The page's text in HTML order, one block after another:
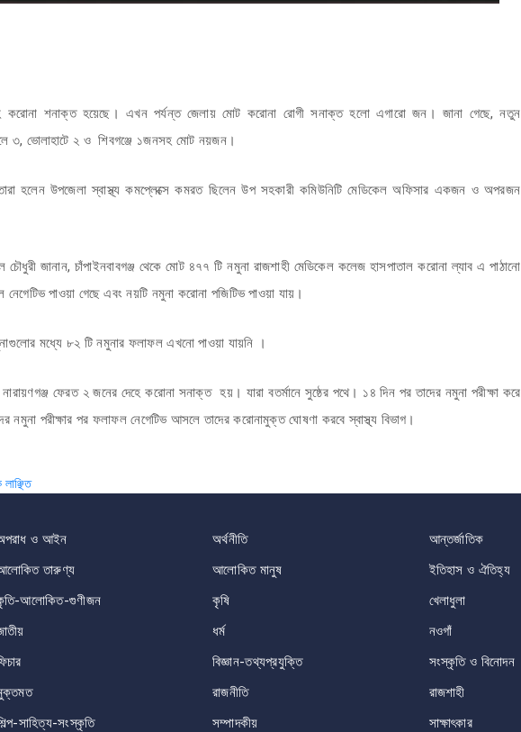
করোনা শনাক্ত হয়েছে। এখন পর্যন্ত জেলায় মোট করোনা রোগী সনাক্ত হলো এগারো জন। জানা গেছে, নতুন
৩, ভোলাহাটে ২ ও শিবগঞ্জে ১জনসহ মোট নয়জন।
হলেন উপজেলা স্বাস্থ্য কমপ্লেক্সে কমরত ছিলেন উপ সহকারী কমিউনিটি মেডিকেল অফিসার একজন ও অপরজন
চৌধুরী জানান, চাঁপাইনবাবগঞ্জ থেকে মোট ৪৭৭ টি নমুনা রাজশাহী মেডিকেল কলেজ হাসপাতাল করোনা ল্যাব এ পাঠানো
পাওয়া গেছে এবং নয়টি নমুনা করোনা পজিটিভ পাওয়া যায়।
মধ্যে ৮২ টি নমুনার ফলাফল এখনো পাওয়া যায়নি ।
ফেরত ২ জনের দেহে করোনা সনাক্ত হয়। যারা বতর্মানে সুষ্ঠের পথে। ১৪ দিন পর তাদের নমুনা পরীক্ষা করে
পরীক্ষার পর ফলাফল নেগেটিভ আসলে তাদের করোনামুক্ত ঘোষণা করবে স্বাস্থ্য বিভাগ।
ও আইন অর্থনীতি আন্তর্জাতিক
তারুণ্য আলোকিত মানুষ ইতিহাস ও ঐতিহ্য
আলোকিত-গুণীজন কৃষি খেলাধুলা
ধর্ম নওগাঁ
বিজ্ঞান-তথ্যপ্রযুক্তি সংস্কৃতি ও বিনোদন
রাজনীতি রাজশাহী
সাহিত্য-সংস্কৃতি সম্পাদকীয় সাক্ষাৎকার